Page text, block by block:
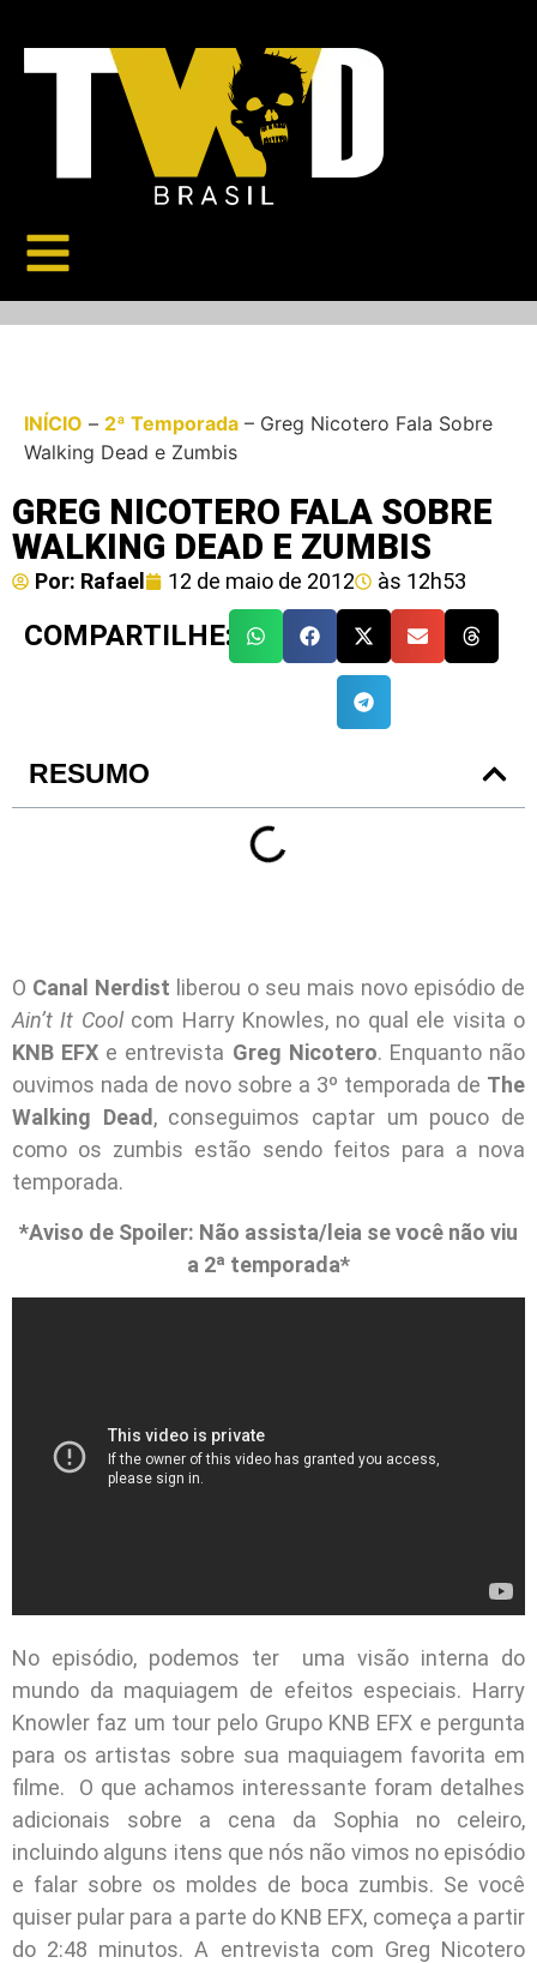
INÍCIO – 2ª Temporada – Greg Nicotero Fala Sobre
Walking Dead e Zumbis
GREG NICOTERO FALA SOBRE
WALKING DEAD E ZUMBIS
Por: Rafael 12 de maio de 2012 às 12h53
COMPARTILHE:
RESUMO
O Canal Nerdist liberou o seu mais novo episódio de
Ain’t It Coolcom Harry Knowles, no qual ele visita o
KNB EFX e entrevista Greg Nicotero. Enquanto não
ouvimos nada de novo sobre a 3º temporada de The
Walking Dead, conseguimos captar um pouco de
como os zumbis estão sendo feitos para a nova
temporada.
*Aviso de Spoiler: Não assista/leia se você não viu
a 2ª temporada*
No episódio, podemos ter uma visão interna do
mundo da maquiagem de efeitos especiais. Harry
Knowler faz um tour pelo Grupo KNB EFX e pergunta
para os artistas sobre sua maquiagem favorita em
filme. O que achamos interessante foram detalhes
adicionais sobre a cena da Sophia no celeiro,
incluindo alguns itens que nós não vimos no episódio
e falar sobre os moldes de boca zumbis. Se você
quiser pular para a parte do KNB EFX, começa a partir
do 2:48 minutos. A entrevista com Greg Nicotero